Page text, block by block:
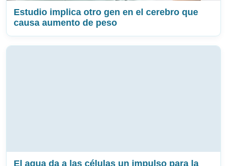
Estudio implica otro gen en el cerebro que
causa aumento de peso
El agua da a las células un impulso para la